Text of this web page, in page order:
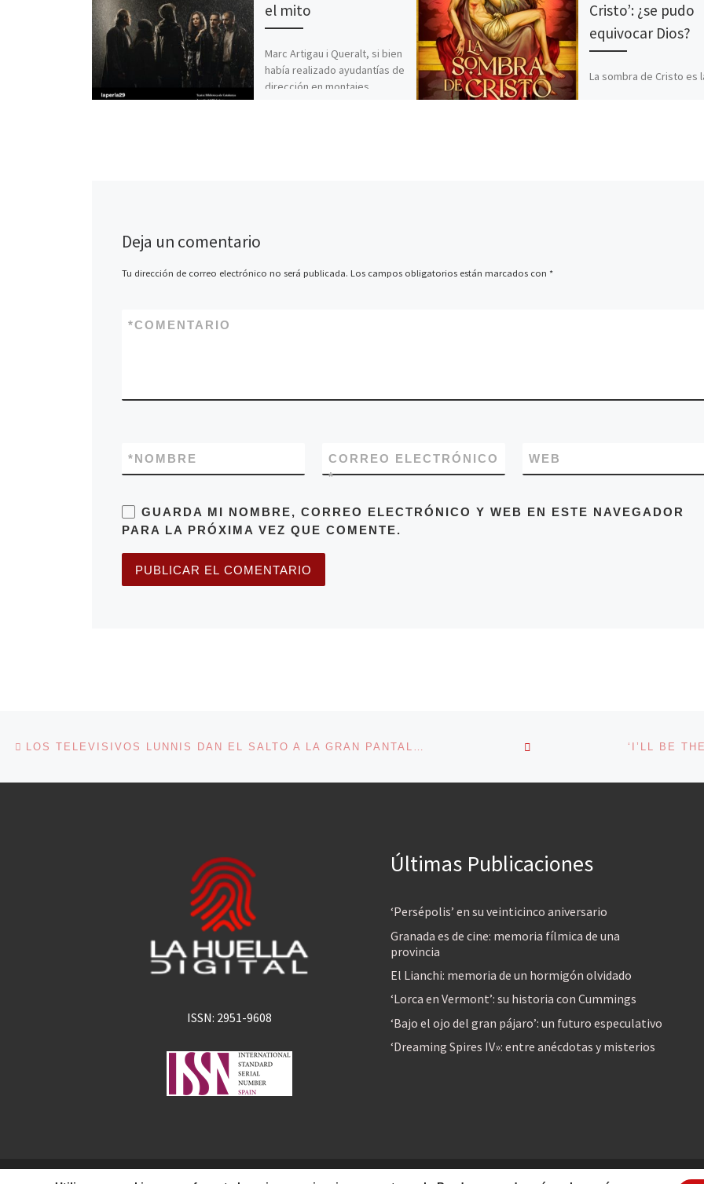
el mito
Marc Artigau i Queralt, si bien
había realizado ayudantías de
dirección en montajes
Cristo’: ¿se pudo
equivocar Dios?
La sombra de Cristo es
nueva novela de Alicia
Deja un comentario
Tu dirección de correo electrónico no será publicada. Los campos obligatorios están marcados con *
COMENTARIO
*
NOMBRE
*
CORREO ELECTRÓNICO
*
WEB
GUARDA MI NOMBRE, CORREO ELECTRÓNICO Y WEB EN ESTE NAVEGADOR
PARA LA PRÓXIMA VEZ QUE COMENTE.
Navegación de entradas VOLVER A LA LISTA DE
ISSN: 2951-9608
Últimas Publicaciones
‘Persépolis’ en su veinticinco aniversario
Granada es de cine: memoria fílmica de una
provincia
El Lianchi: memoria de un hormigón olvidado
‘Lorca en Vermont’: su historia con Cummings
‘Bajo el ojo del gran pájaro’: un futuro especulativo
‘Dreaming Spires IV»: entre anécdotas y misterios